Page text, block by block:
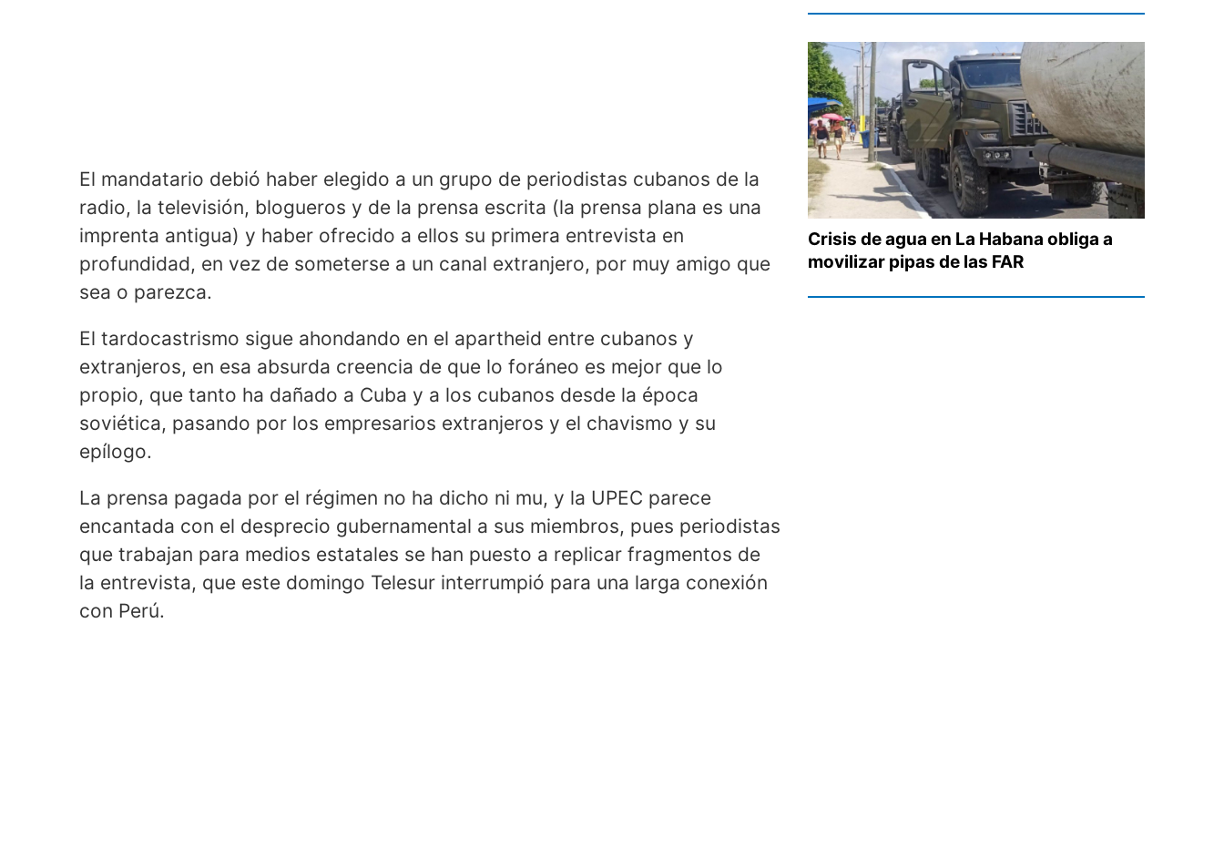
El mandatario debió haber elegido a un grupo de periodistas cubanos de la
radio, la televisión, blogueros y de la prensa escrita (la prensa plana es una
imprenta antigua) y haber ofrecido a ellos su primera entrevista en
profundidad, en vez de someterse a un canal extranjero, por muy amigo que
sea o parezca.
El tardocastrismo sigue ahondando en el apartheid entre cubanos y
extranjeros, en esa absurda creencia de que lo foráneo es mejor que lo
propio, que tanto ha dañado a Cuba y a los cubanos desde la época
soviética, pasando por los empresarios extranjeros y el chavismo y su
epílogo.
La prensa pagada por el régimen no ha dicho ni mu, y la UPEC parece
encantada con el desprecio gubernamental a sus miembros, pues periodistas
que trabajan para medios estatales se han puesto a replicar fragmentos de
la entrevista, que este domingo Telesur interrumpió para una larga conexión
con Perú.
Crisis de agua en La Habana obliga a
movilizar pipas de las FAR